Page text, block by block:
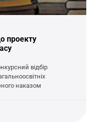
проекту
відбір
наказом